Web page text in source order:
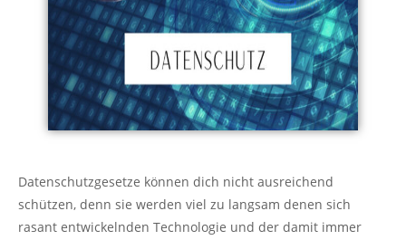
Datenschutzgesetze können dich nicht ausreichend
schützen, denn sie werden viel zu langsam denen sich
rasant entwickelnden Technologie und der damit immer